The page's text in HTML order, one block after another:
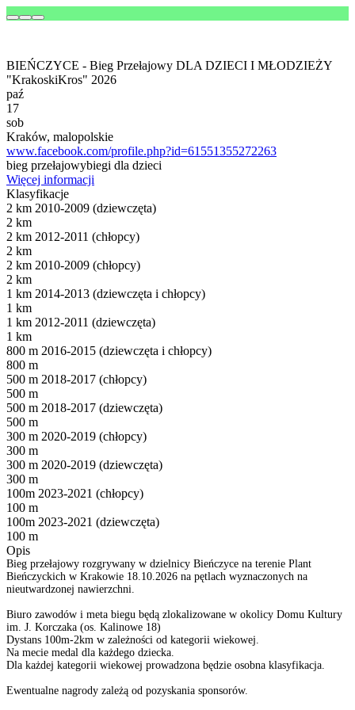
BIEŃCZYCE - Bieg Przełajowy DLA DZIECI I MŁODZIEŻY
"KrakoskiKros" 2026
paź
17
sob
Kraków, malopolskie
www.facebook.com/profile.php?id=61551355272263
bieg przełajowybiegi dla dzieci
Więcej informacji
Klasyfikacje
2 km 2010-2009 (dziewczęta)
2 km
2 km 2012-2011 (chłopcy)
2 km
2 km 2010-2009 (chłopcy)
2 km
1 km 2014-2013 (dziewczęta i chłopcy)
1 km
1 km 2012-2011 (dziewczęta)
1 km
800 m 2016-2015 (dziewczęta i chłopcy)
800 m
500 m 2018-2017 (chłopcy)
500 m
500 m 2018-2017 (dziewczęta)
500 m
300 m 2020-2019 (chłopcy)
300 m
300 m 2020-2019 (dziewczęta)
300 m
100m 2023-2021 (chłopcy)
100 m
100m 2023-2021 (dziewczęta)
100 m
Opis
Bieg przełajowy rozgrywany w dzielnicy Bieńczyce na terenie Plant
Bieńczyckich w Krakowie 18.10.2026 na pętlach wyznaczonych na
nieutwardzonej nawierzchni.
Biuro zawodów i meta biegu będą zlokalizowane w okolicy Domu Kultury
im. J. Korczaka (os. Kalinowe 18)
Dystans 100m-2km w zależności od kategorii wiekowej.
Na mecie medal dla każdego dziecka.
Dla każdej kategorii wiekowej prowadzona będzie osobna klasyfikacja.
Ewentualne nagrody zależą od pozyskania sponsorów.